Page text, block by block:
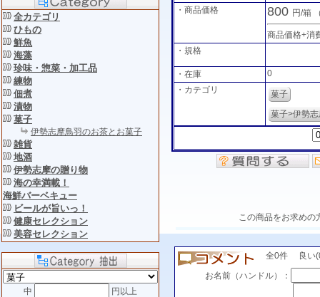
全カテゴリ
ひもの
鮮魚
海藻
珍味・惣菜・加工品
練物
佃煮
漬物
菓子
伊勢志摩鳥羽のお茶とお菓子
雑貨
地酒
伊勢志摩の贈り物
海の幸満載！
海鮮バーベキュー
ビールが旨いっ！
健康セレクション
美容セレクション
中
円以上
・商品価格 800 円/箱
商品価格+消
・規格
・在庫
0
・カテゴリ
菓子
菓子>伊勢
この商品をお求めの
全0件 良い
お名前（ハンドル）：